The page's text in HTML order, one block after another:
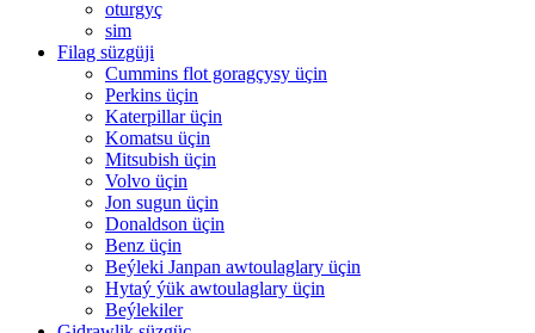
oturgyç
sim
Filag süzgüji
Cummins flot goragçysy üçin
Perkins üçin
Katerpillar üçin
Komatsu üçin
Mitsubish üçin
Volvo üçin
Jon sugun üçin
Donaldson üçin
Benz üçin
Beýleki Janpan awtoulaglary üçin
Hytaý ýük awtoulaglary üçin
Beýlekiler